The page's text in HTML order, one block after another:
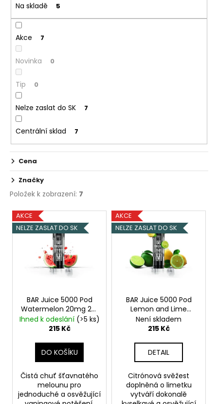
o
d
u
k
ů
Na skladě 5
Akce 7
Novinka 0
Tip 0
Nelze zaslat do SK 7
Centrální sklad 7
Cena
Značky
Položek k zobrazení: 7
V
ý
p
AKCE
NELZE ZASLAT DO SK
BAR Juice 5000 Pod
Watermelon 20mg 2ks
Vodní meloun
Ihned k odeslání (>5 ks)
215 Kč
DO KOŠÍKU
Čistá chuť šťavnatého
melounu pro
jednoduché a osvěžující
AKCE
NELZE ZASLAT DO SK
BAR Juice 5000 Pod
Lemon and Lime
20mg 2ksCitrón,
Limetka
Není skladem
215 Kč
DETAIL
Citrónová svěžest
doplněná o limetku
vytváří dokonalě